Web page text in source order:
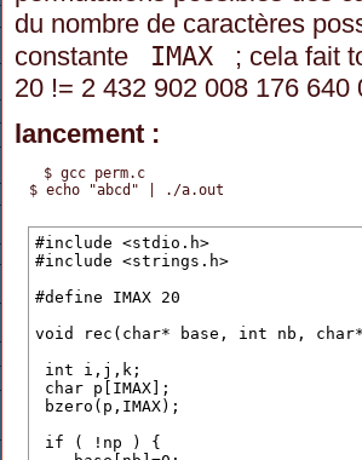
du nombre de caractères
constante
IMAX
; cela fait
20 != 2 432 902 008 176 640
lancement :
$ gcc perm.c
$ echo "abcd" | ./a.out